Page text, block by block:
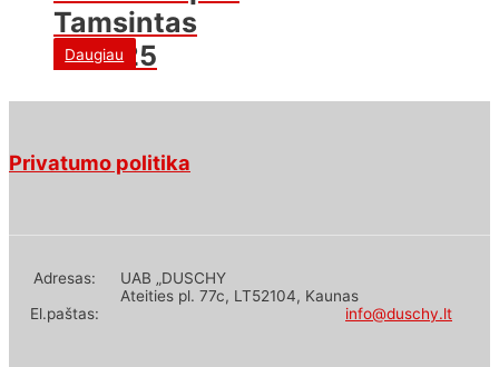
Tamsintas
982-25
Daugiau
Privatumo politika
Adresas:
UAB „DUSCHY
Ateities pl. 77c, LT52104, Kaunas
El.paštas:
info@duschy.lt